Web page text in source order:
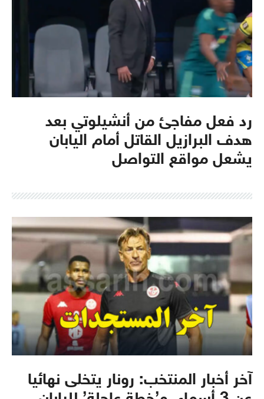
رد فعل مفاجئ من أنشيلوتي بعد
هدف البرازيل القاتل أمام اليابان
يشعل مواقع التواصل
آخر أخبار المنتخب: رونار يتخلى نهائيا